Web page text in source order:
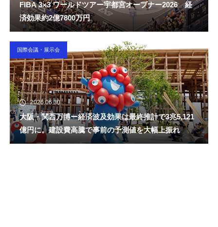
FIBA 3×3 ワールドツアー宇都宮オープナー2026 経
済効果約2億7800万円
国際会議・展示会
2026.06.30
大阪・関西万博ー経済波及効果は最終推計で3兆5,121
億円に。建設費高騰で事前の予測値を大幅上振れ